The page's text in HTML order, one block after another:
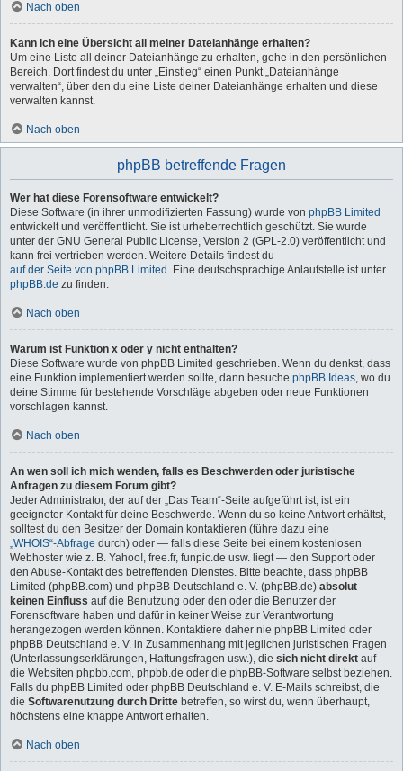
Nach oben
Kann ich eine Übersicht all meiner Dateianhänge erhalten?
Um eine Liste all deiner Dateianhänge zu erhalten, gehe in den persönlichen
Bereich. Dort findest du unter „Einstieg“ einen Punkt „Dateianhänge
verwalten“, über den du eine Liste deiner Dateianhänge erhalten und diese
verwalten kannst.
Nach oben
phpBB betreffende Fragen
Wer hat diese Forensoftware entwickelt?
Diese Software (in ihrer unmodifizierten Fassung) wurde von phpBB Limited
entwickelt und veröffentlicht. Sie ist urheberrechtlich geschützt. Sie wurde
unter der GNU General Public License, Version 2 (GPL-2.0) veröffentlicht und
kann frei vertrieben werden. Weitere Details findest du
auf der Seite von phpBB Limited . Eine deutschsprachige Anlaufstelle ist unter
phpBB.de zu finden.
Nach oben
Warum ist Funktion x oder y nicht enthalten?
Diese Software wurde von phpBB Limited geschrieben. Wenn du denkst, dass
eine Funktion implementiert werden sollte, dann besuche phpBB Ideas, wo du
deine Stimme für bestehende Vorschläge abgeben oder neue Funktionen
vorschlagen kannst.
Nach oben
An wen soll ich mich wenden, falls es Beschwerden oder juristische
Anfragen zu diesem Forum gibt?
Jeder Administrator, der auf der „Das Team“-Seite aufgeführt ist, ist ein
geeigneter Kontakt für deine Beschwerde. Wenn du so keine Antwort erhältst,
solltest du den Besitzer der Domain kontaktieren (führe dazu eine
„WHOIS“-Abfrage durch) oder — falls diese Seite bei einem kostenlosen
Webhoster wie z. B. Yahoo!, free.fr, funpic.de usw. liegt — den Support oder
den Abuse-Kontakt des betreffenden Dienstes. Bitte beachte, dass phpBB
Limited (phpBB.com) und phpBB Deutschland e. V. (phpBB.de) absolut
keinen Einfluss auf die Benutzung oder den oder die Benutzer der
Forensoftware haben und dafür in keiner Weise zur Verantwortung
herangezogen werden können. Kontaktiere daher nie phpBB Limited oder
phpBB Deutschland e. V. in Zusammenhang mit jeglichen juristischen Fragen
(Unterlassungserklärungen, Haftungsfragen usw.), die sich nicht direkt auf
die Websiten phpbb.com, phpbb.de oder die phpBB-Software selbst beziehen.
Falls du phpBB Limited oder phpBB Deutschland e. V. E-Mails schreibst, die
die Softwarenutzung durch Dritte betreffen, so wirst du, wenn überhaupt,
höchstens eine knappe Antwort erhalten.
Nach oben